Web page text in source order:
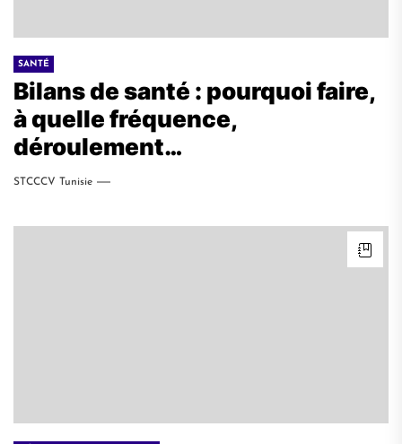
SANTÉ
Bilans de santé : pourquoi faire,
à quelle fréquence,
déroulement…
STCCCV Tunisie